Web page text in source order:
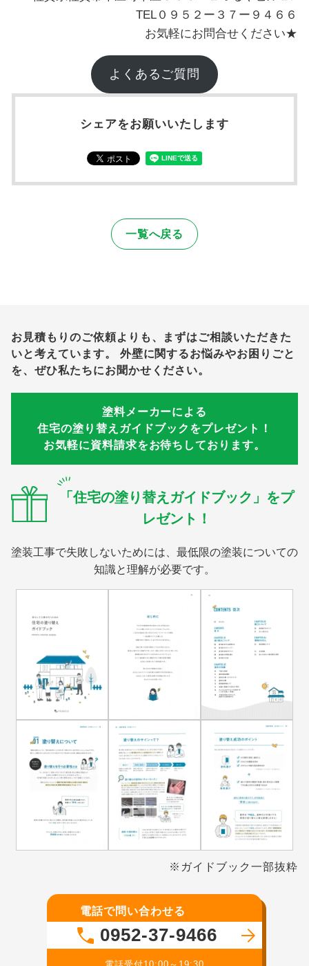
TEL０９５２ー３７ー９４６６
お気軽にお問合せください★
よくあるご質問
シェアをお願いいたします
一覧へ戻る
お見積もりのご依頼よりも、まずはご相談いただきた
いと考えています。
外壁に関するお悩みやお困りごと
を、ぜひ私たちにお聞かせください。
塗料メーカーによる
住宅の塗り替えガイドブックをプレゼント！
お気軽に資料請求をお待ちしております。
「住宅の塗り替えガイドブック」をプ
レゼント！
塗装工事で失敗しないためには、最低限の塗装についての
知識と理解が必要です。
※ガイドブック一部抜粋
電話で問い合わせる
0952-37-9466